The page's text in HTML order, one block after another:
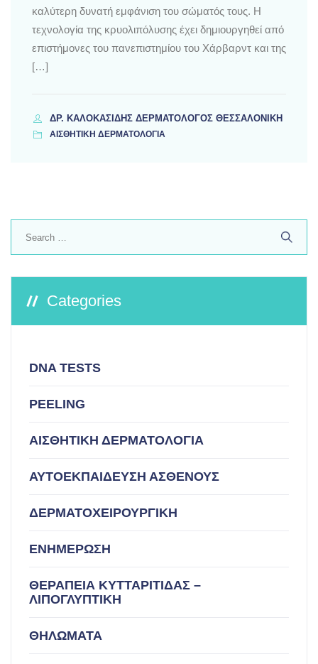
καλύτερη δυνατή εμφάνιση του σώματός τους. Η
τεχνολογία της κρυολιπόλυσης έχει δημιουργηθεί από
επιστήμονες του πανεπιστημίου του Χάρβαρντ και της
[…]
ΔΡ. ΚΑΛΟΚΑΣΊΔΗΣ ΔΕΡΜΑΤΟΛΌΓΟΣ ΘΕΣΣΑΛΟΝΊΚΗ
ΑΙΣΘΗΤΙΚΗ ΔΕΡΜΑΤΟΛΟΓΙΑ
Categories
DNA TESTS
PEELING
ΑΙΣΘΗΤΙΚΗ ΔΕΡΜΑΤΟΛΟΓΙΑ
ΑΥΤΟΕΚΠΑΙΔΕΥΣΗ ΑΣΘΕΝΟΥΣ
ΔΕΡΜΑΤΟΧΕΙΡΟΥΡΓΙΚΗ
ΕΝΗΜΕΡΩΣΗ
ΘΕΡΑΠΕΙΑ ΚΥΤΤΑΡΙΤΙΔΑΣ –
ΛΙΠΟΓΛΥΠΤΙΚΗ
ΘΗΛΩΜΑΤΑ